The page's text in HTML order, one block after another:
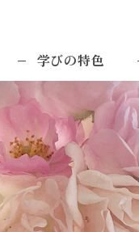
学びの特色